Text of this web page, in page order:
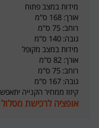
מידות במצב פתוח
אורך: 168 ס"מ
רוחב: 75 ס"מ
גובה: 140 ס"מ
מידות במצב מקופל
אורך: 82 ס"מ
רוחב: 75 ס"מ
גובה: 167 ס"מ
קיזוז ממחיר הקנייה יתאפשר עד 5
אופציה לרכישת